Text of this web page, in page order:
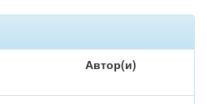
Автор(и)